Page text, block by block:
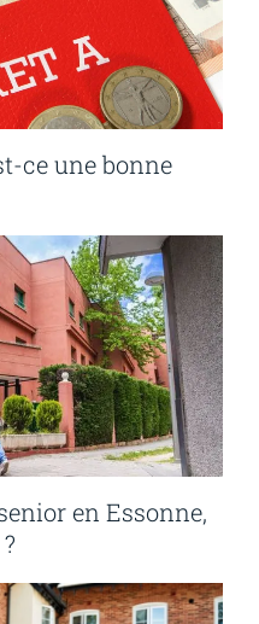
ce une bonne
en Essonne,